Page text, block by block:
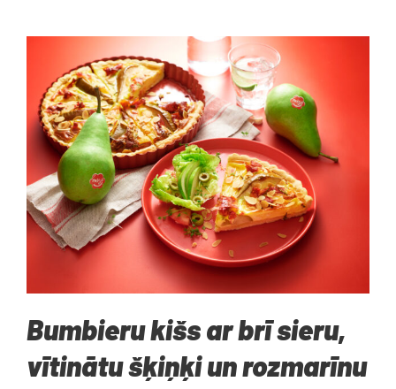
Bumbieru kišs ar brī sieru,
vītinātu šķiņķi un rozmarīnu